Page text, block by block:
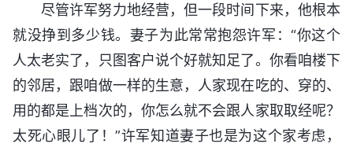
尽管许军努力地经营，但一段时间下来，他根本
就没挣到多少钱。妻子为此常常抱怨许军：“你这个
人太老实了，只图客户说个好就知足了。你看咱楼下
的邻居，跟咱做一样的生意，人家现在吃的、穿的、
用的都是上档次的，你怎么就不会跟人家取取经呢？
太死心眼儿了！”许军知道妻子也是为这个家考虑，